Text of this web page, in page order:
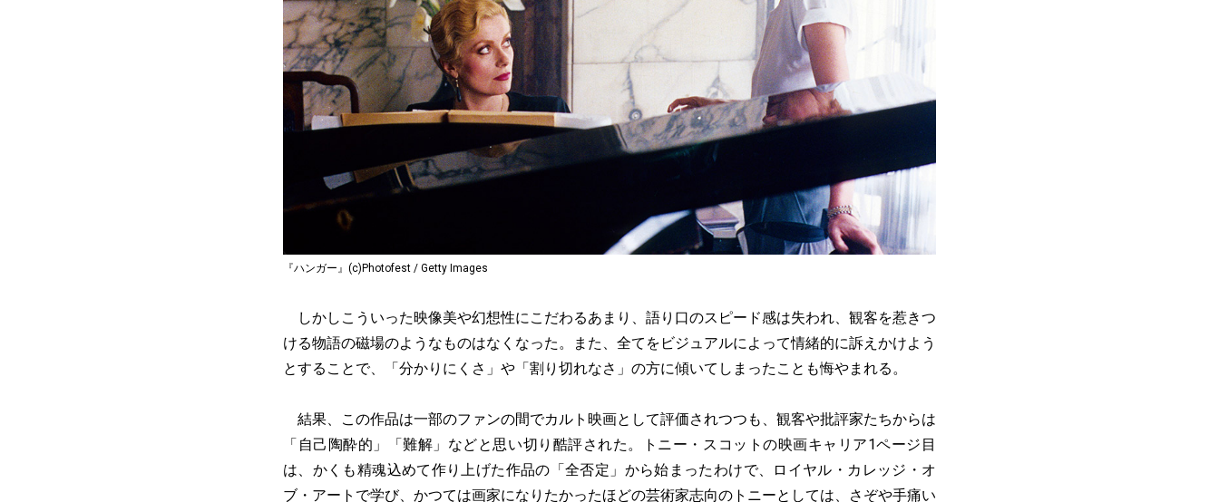
『ハンガー』(c)Photofest / Getty Images
しかしこういった映像美や幻想性にこだわるあまり、語り口のスピード感は失われ、観客を惹きつ
ける物語の磁場のようなものはなくなった。また、全てをビジュアルによって情緒的に訴えかけよう
とすることで、「分かりにくさ」や「割り切れなさ」の方に傾いてしまったことも悔やまれる。
結果、この作品は一部のファンの間でカルト映画として評価されつつも、観客や批評家たちからは
「自己陶酔的」「難解」などと思い切り酷評された。トニー・スコットの映画キャリア1ページ目
は、かくも精魂込めて作り上げた作品の「全否定」から始まったわけで、ロイヤル・カレッジ・オ
ブ・アートで学び、かつては画家になりたかったほどの芸術家志向のトニーとしては、さぞや手痛い